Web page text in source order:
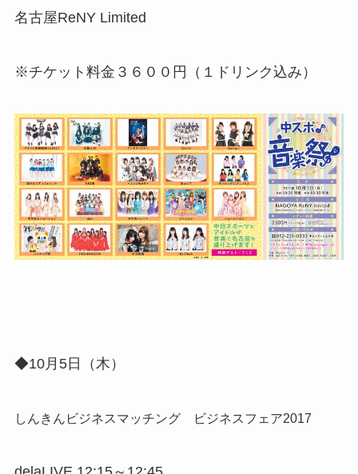
名古屋ReNY Limited
※チケット料金３６００円（１ドリンク込み）
◆10月5日（木）
しんきんビジネスマッチング ビジネスフェア2017